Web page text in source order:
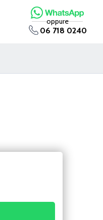
oppure
06 718 0240